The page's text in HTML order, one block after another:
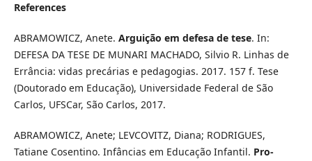
References
ABRAMOWICZ, Anete. Arguição em defesa de tese. In:
DEFESA DA TESE DE MUNARI MACHADO, Silvio R. Linhas de
Errância: vidas precárias e pedagogias. 2017. 157 f. Tese
(Doutorado em Educação), Universidade Federal de São
Carlos, UFSCar, São Carlos, 2017.
ABRAMOWICZ, Anete; LEVCOVITZ, Diana; RODRIGUES,
Tatiane Cosentino. Infâncias em Educação Infantil. Pro-